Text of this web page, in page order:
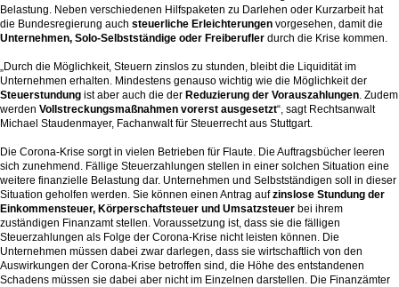
Belastung. Neben verschiedenen Hilfspaketen zu Darlehen oder Kurzarbeit hat
die Bundesregierung auch steuerliche Erleichterungen vorgesehen, damit die
Unternehmen, Solo-Selbstständige oder Freiberufler durch die Krise kommen.
„Durch die Möglichkeit, Steuern zinslos zu stunden, bleibt die Liquidität im
Unternehmen erhalten. Mindestens genauso wichtig wie die Möglichkeit der
Steuerstundung ist aber auch die der Reduzierung der Vorauszahlungen. Zudem
werden Vollstreckungsmaßnahmen vorerst ausgesetzt“, sagt Rechtsanwalt
Michael Staudenmayer, Fachanwalt für Steuerrecht aus Stuttgart.
Die Corona-Krise sorgt in vielen Betrieben für Flaute. Die Auftragsbücher leeren
sich zunehmend. Fällige Steuerzahlungen stellen in einer solchen Situation eine
weitere finanzielle Belastung dar. Unternehmen und Selbstständigen soll in dieser
Situation geholfen werden. Sie können einen Antrag aufzinslose Stundung der
Einkommensteuer, Körperschaftsteuer und Umsatzsteuer bei ihrem
zuständigen Finanzamt stellen. Voraussetzung ist, dass sie die fälligen
Steuerzahlungen als Folge der Corona-Krise nicht leisten können. Die
Unternehmen müssen dabei zwar darlegen, dass sie wirtschaftlich von den
Auswirkungen der Corona-Krise betroffen sind, die Höhe des entstandenen
Schadens müssen sie dabei aber nicht im Einzelnen darstellen. Die Finanzämter